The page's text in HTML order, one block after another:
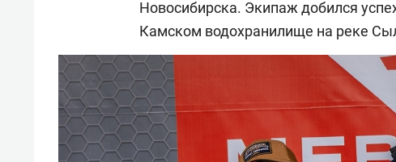
Новосибирска. Экипаж добился
Камском водохранилище на реке